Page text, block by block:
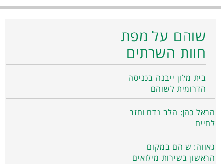
שוהם על מפת
חוות השרתים
בית מלון ייבנה בכניסה
הדרומית לשוהם
הראל כהן: הלב נדם וחזר
לחיים
גאווה: שוהם במקום
הראשון בשירות מילואים